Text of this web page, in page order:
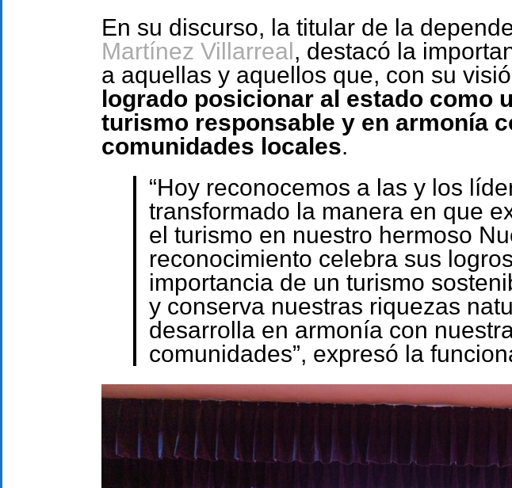
En su discurso, la titular de la
Martínez Villarreal, destacó la
a aquellas y aquellos que, con su
logrado posicionar al estado como
turismo responsable y en armonía
comunidades locales.
“Hoy reconocemos a las y los
transformado la manera en que
el turismo en nuestro hermoso
reconocimiento celebra sus
importancia de un turismo
y conserva nuestras riquezas
desarrolla en armonía con
comunidades”, expresó la